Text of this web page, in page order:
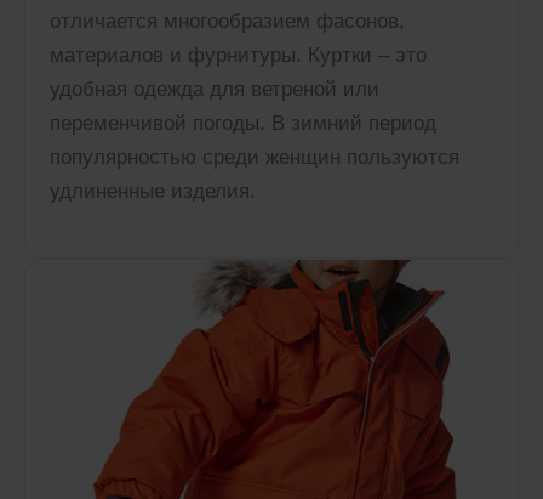
отличается многообразием фасонов,
материалов и фурнитуры. Куртки – это
удобная одежда для ветреной или
переменчивой погоды. В зимний период
популярностью среди женщин пользуются
удлиненные изделия.